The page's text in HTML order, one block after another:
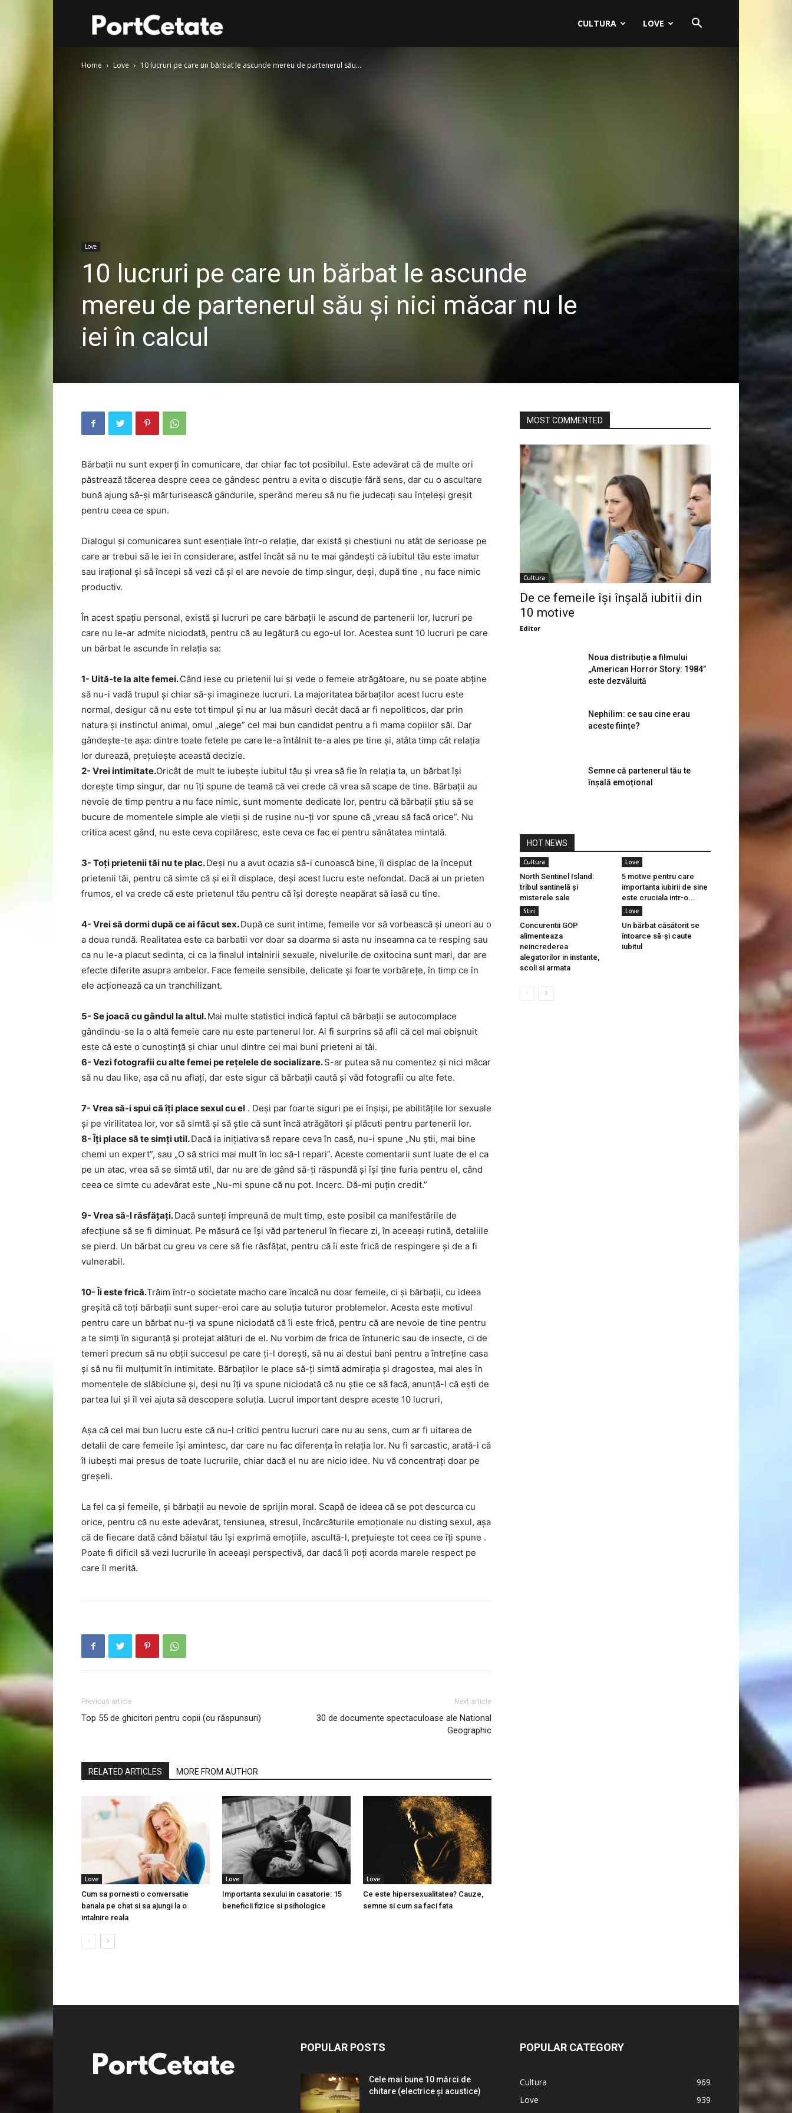
Cetate
CULTURA LOVE
Home Love 10 lucruri pe care un bărbat le ascunde mereu de partenerul său...
Love
10 lucruri pe care un bărbat le ascunde
mereu de partenerul său și nici măcar nu le
iei în calcul
Bărbații nu sunt experți în comunicare, dar chiar fac tot posibilul. Este adevărat că de multe ori
păstrează tăcerea despre ceea ce gândesc pentru a evita o discuție fără sens, dar cu o ascultare
bună ajung să-și mărturisească gândurile, sperând mereu să nu fie judecați sau înțeleși greșit
pentru ceea ce spun.
Dialogul și comunicarea sunt esențiale într-o relație, dar există și chestiuni nu atât de serioase pe
care ar trebui să le iei în considerare, astfel încât să nu te mai gândești că iubitul tău este imatur
sau irațional și să începi să vezi că și el are nevoie de timp singur, deși, după tine , nu face nimic
productiv.
În acest spațiu personal, există și lucruri pe care bărbații le ascund de partenerii lor, lucruri pe
care nu le-ar admite niciodată, pentru că au legătură cu ego-ul lor. Acestea sunt 10 lucruri pe care
un bărbat le ascunde în relația sa:
1- Uită-te la alte femei.Când iese cu prietenii lui și vede o femeie atrăgătoare, nu se poate abține
să nu-i vadă trupul și chiar să-și imagineze lucruri. La majoritatea bărbaților acest lucru este
normal, desigur că nu este tot timpul și nu ar lua măsuri decât dacă ar fi nepoliticos, dar prin
natura și instinctul animal, omul „alege” cel mai bun candidat pentru a fi mama copiilor săi. Dar
gândește-te așa: dintre toate fetele pe care le-a întâlnit te-a ales pe tine și, atâta timp cât relația
lor durează, prețuiește această decizie.
2- Vrei intimitate.Oricât de mult te iubește iubitul tău și vrea să fie în relația ta, un bărbat își
dorește timp singur, dar nu îți spune de teamă că vei crede că vrea să scape de tine. Bărbații au
nevoie de timp pentru a nu face nimic, sunt momente dedicate lor, pentru că bărbații știu să se
bucure de momentele simple ale vieții și de rușine nu-ți vor spune că „vreau să facă orice”. Nu
critica acest gând, nu este ceva copilăresc, este ceva ce fac ei pentru sănătatea mintală.
3- Toți prietenii tăi nu te plac.Deși nu a avut ocazia să-i cunoască bine, îi displac de la început
prietenii tăi, pentru că simte că și ei îl displace, deși acest lucru este nefondat. Dacă ai un prieten
frumos, el va crede că este prietenul tău pentru că își dorește neapărat să iasă cu tine.
4- Vrei să dormi după ce ai făcut sex.După ce sunt intime, femeile vor să vorbească și uneori au o
a doua rundă. Realitatea este ca barbatii vor doar sa doarma si asta nu inseamna ca te resping sau
ca nu le-a placut sedinta, ci ca la finalul intalnirii sexuale, nivelurile de oxitocina sunt mari, dar are
efecte diferite asupra ambelor. Face femeile sensibile, delicate și foarte vorbărețe, în timp ce în
ele acționează ca un tranchilizant.
5- Se joacă cu gândul la altul.Mai multe statistici indică faptul că bărbații se autocomplace
gândindu-se la o altă femeie care nu este partenerul lor. Ai fi surprins să afli că cel mai obișnuit
este că este o cunoștință și chiar unul dintre cei mai buni prieteni ai tăi.
6- Vezi fotografii cu alte femei pe rețelele de socializare.S-ar putea să nu comentez și nici măcar
să nu dau like, așa că nu aflați, dar este sigur că bărbații caută și văd fotografii cu alte fete.
7- Vrea să-i spui că îți place sexul cu el . Deși par foarte siguri pe ei înșiși, pe abilitățile lor sexuale
și pe virilitatea lor, vor să simtă și să știe că sunt încă atrăgători și plăcuti pentru partenerii lor.
8- Îți place să te simți util.Dacă ia inițiativa să repare ceva în casă, nu-i spune „Nu știi, mai bine
chemi un expert”, sau „O să strici mai mult în loc să-l repari”. Aceste comentarii sunt luate de el ca
pe un atac, vrea să se simtă util, dar nu are de gând să-ți răspundă și își ține furia pentru el, când
ceea ce simte cu adevărat este „Nu-mi spune că nu pot. Incerc. Dă-mi puțin credit.”
9- Vrea să-l răsfățați.Dacă sunteți împreună de mult timp, este posibil ca manifestările de
afecțiune să se fi diminuat. Pe măsură ce își văd partenerul în fiecare zi, în aceeași rutină, detaliile
se pierd. Un bărbat cu greu va cere să fie răsfățat, pentru că îi este frică de respingere și de a fi
vulnerabil.
10- Îi este frică.Trăim într-o societate macho care încalcă nu doar femeile, ci și bărbații, cu ideea
greșită că toți bărbații sunt super-eroi care au soluția tuturor problemelor. Acesta este motivul
pentru care un bărbat nu-ți va spune niciodată că îi este frică, pentru că are nevoie de tine pentru
a te simți în siguranță și protejat alături de el. Nu vorbim de frica de întuneric sau de insecte, ci de
temeri precum să nu obții succesul pe care ți-l dorești, să nu ai destui bani pentru a întreține casa
și să nu fii mulțumit în intimitate. Bărbaților le place să-ți simtă admirația și dragostea, mai ales în
momentele de slăbiciune și, deși nu îți va spune niciodată că nu știe ce să facă, anunță-l că ești de
partea lui și îl vei ajuta să descopere soluția. Lucrul important despre aceste 10 lucruri,
Așa că cel mai bun lucru este că nu-l critici pentru lucruri care nu au sens, cum ar fi uitarea de
detalii de care femeile își amintesc, dar care nu fac diferența în relația lor. Nu fi sarcastic, arată-i că
îl iubești mai presus de toate lucrurile, chiar dacă el nu are nicio idee. Nu vă concentrați doar pe
greșeli.
La fel ca și femeile, și bărbații au nevoie de sprijin moral. Scapă de ideea că se pot descurca cu
orice, pentru că nu este adevărat, tensiunea, stresul, încărcăturile emoționale nu disting sexul, așa
că de fiecare dată când băiatul tău își exprimă emoțiile, ascultă-l, prețuiește tot ceea ce îți spune .
Poate fi dificil să vezi lucrurile în aceeași perspectivă, dar dacă îi poți acorda marele respect pe
care îl merită.
Previous article
Top 55 de ghicitori pentru copii (cu răspunsuri)
Next article
30 de documente spectaculoase ale National
Geographic
RELATED ARTICLES MORE FROM AUTHOR
Love
Cum sa pornesti o conversatie
banala pe chat si sa ajungi la o
intalnire reala
Love
Importanta sexului in casatorie: 15
beneficii fizice si psihologice
Love
Ce este hipersexualitatea? Cauze,
semne si cum sa faci fata
MOST COMMENTED
Cultura
De ce femeile își înșală iubitii din
10 motive
Editor
Noua distribuție a filmului
„American Horror Story: 1984”
este dezvăluită
Nephilim: ce sau cine erau
aceste ființe?
Semne că partenerul tău te
înșală emoțional
HOT NEWS
Cultura
North Sentinel Island:
tribul santinelă și
misterele sale
Love
5 motive pentru care
importanta iubirii de sine
este cruciala intr-o...
Stiri
Concurentii GOP
alimenteaza
neincrederea
alegatorilor in instante,
scoli si armata
Love
Un bărbat căsătorit se
întoarce să-și caute
iubitul
POPULAR POSTS
Cele mai bune 10 mărci de
chitare (electrice și acustice)
POPULAR CATEGORY
Cultura
969
Love
939